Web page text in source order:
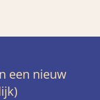
een nieuw